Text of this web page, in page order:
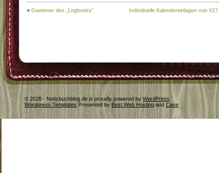
« Gewinner des „Logbooks“ Individuelle Kalendereinlagen von X17
© 2026 - Notizbuchblog.de is proudly powered by WordPress
Wordpress Templates Presented by Best Web Hosting and Case